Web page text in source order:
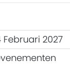
2027